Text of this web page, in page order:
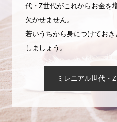
代・Z世代がこれからお金を
欠かせません。
若いうちから身につけてお
しましょう。
ミレニアル世代・